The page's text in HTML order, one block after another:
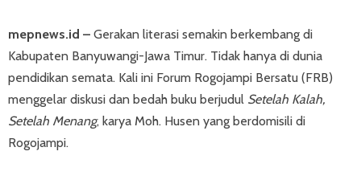
mepnews.id – Gerakan literasi semakin berkembang di
Kabupaten Banyuwangi-Jawa Timur. Tidak hanya di dunia
pendidikan semata. Kali ini Forum Rogojampi Bersatu (FRB)
menggelar diskusi dan bedah buku berjudul Setelah Kalah,
Setelah Menang, karya Moh. Husen yang berdomisili di
Rogojampi.